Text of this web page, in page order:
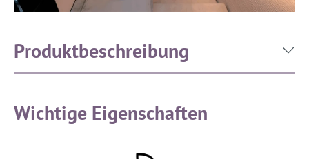
Produktbeschreibung
Wichtige Eigenschaften